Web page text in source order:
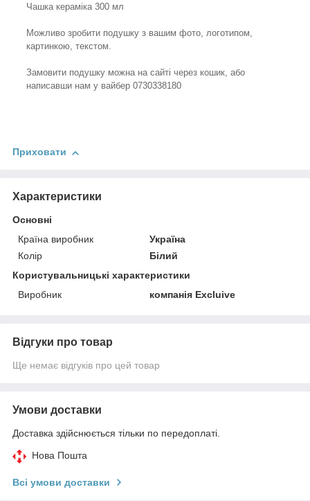
Чашка кераміка 300 мл
Можливо зробити подушку з вашим фото, логотипом,
картинкою, текстом.
Замовити подушку можна на сайті через кошик, або
написавши нам у вайбер 0730338180
Приховати
Характеристики
Основні
Країна виробник
Україна
Колір
Білий
Користувальницькі характеристики
Виробник
компанія Excluivе
Відгуки про товар
Ще немає відгуків про цей товар
Умови доставки
Доставка здійснюється тільки по передоплаті.
Нова Пошта
Всі умови доставки